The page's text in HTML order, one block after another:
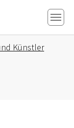
Künstler